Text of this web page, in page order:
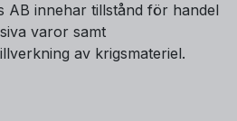
AB innehar tillstånd för handel
varor samt
av krigsmateriel.